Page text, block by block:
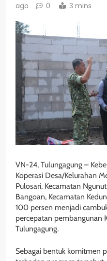
ago
0 3 mins
VN-24, Tulungagung –
Koperasi Desa/Kelurahan
Pulosari, Kecamatan
Bangoan, Kecamatan
100 persen menjadi
percepatan pembangunan
Tulungagung.
Sebagai bentuk komitmen